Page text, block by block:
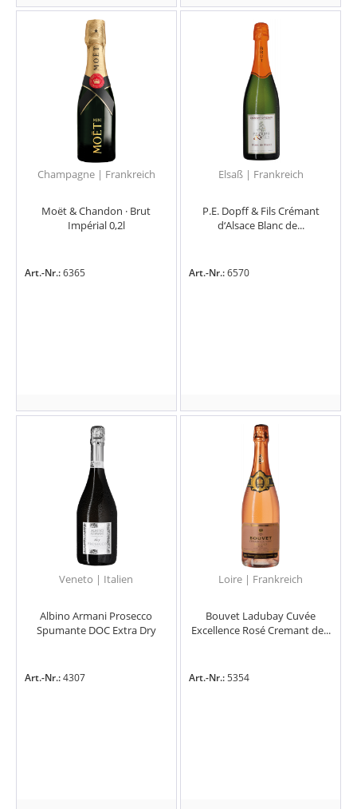
Champagne | Frankreich
Moët & Chandon · Brut
Impérial 0,2l
Art.-Nr.:6365
Elsaß | Frankreich
P.E. Dopff & Fils Crémant
d‘Alsace Blanc de...
Art.-Nr.:6570
Veneto | Italien
Albino Armani Prosecco
Spumante DOC Extra Dry
Art.-Nr.:4307
Loire | Frankreich
Bouvet Ladubay Cuvée
Excellence Rosé Cremant de...
Art.-Nr.:5354